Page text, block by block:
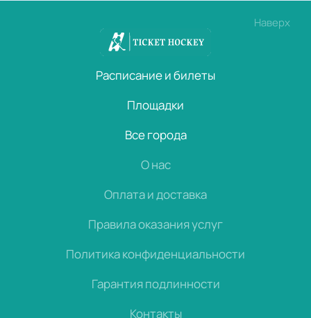
Наверх
Расписание и билеты
Площадки
Все города
О нас
Оплата и доставка
Правила оказания услуг
Политика конфиденциальности
Гарантия подлинности
Контакты